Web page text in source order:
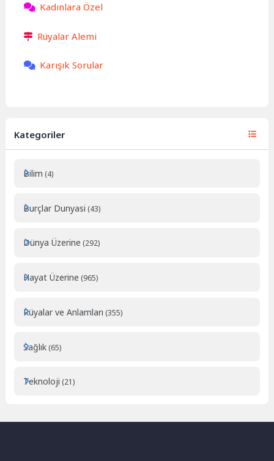
Kadınlara Özel
Rüyalar Alemi
Karışık Sorular
Kategoriler
Bilim (4)
Burçlar Dunyasi (43)
Dünya Üzerine (292)
Hayat Üzerine (965)
Rüyalar ve Anlamları (355)
Sağlık (65)
Teknoloji (21)